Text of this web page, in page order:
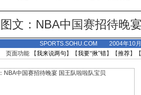
图文：NBA中国赛招待晚
SPORTS.SOHU.COM 2004年10
页面功能 【我来说两句 】【我要“揪”错】【推荐】